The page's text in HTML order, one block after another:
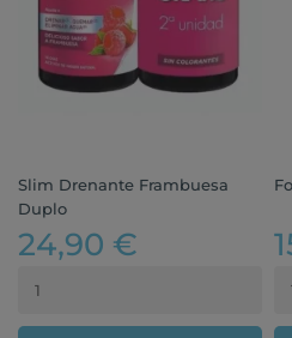
Slim Drenante Frambuesa
Duplo
24,90 €